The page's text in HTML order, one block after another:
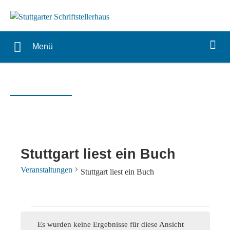
Menü
Stuttgart liest ein Buch
Veranstaltungen Stuttgart liest ein Buch
Es wurden keine Ergebnisse für diese Ansicht